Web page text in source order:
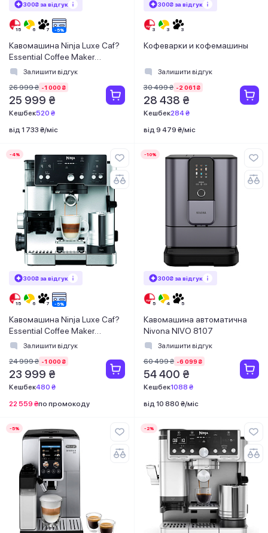
300₴ за відгук
Кавомашина Ninja Luxe Caf?
Essential Coffee Maker
ES601EU
Залишити відгук
26 999 ₴ -1 000 ₴
25 999 ₴
Кешбек520 ₴
від 1 733 ₴/міс
300₴ за відгук
Кофеварки и кофемашины
Залишити відгук
30 499 ₴ -2 061 ₴
28 438 ₴
Кешбек284 ₴
від 9 479 ₴/міс
-4%
300₴ за відгук
Кавомашина Ninja Luxe Caf?
Essential Coffee Maker
ES501EU
Залишити відгук
24 999 ₴ -1 000 ₴
23 999 ₴
Кешбек480 ₴
22 559 ₴по промокоду
-10%
300₴ за відгук
Кавомашина автоматична
Nivona NIVO 8107
Залишити відгук
60 499 ₴ -6 099 ₴
54 400 ₴
Кешбек1088 ₴
від 10 880 ₴/міс
-5% -2%